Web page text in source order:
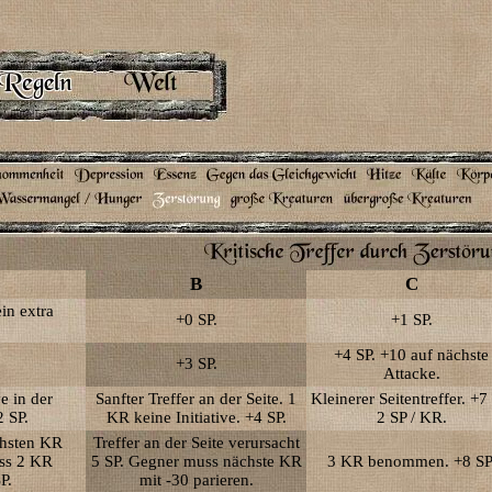
B C
extra +0 SP. +1 SP.
+3 SP.
+4 SP. +10 auf nächste
Attacke.
in der
SP.
Sanfter Treffer an der Seite. 1
KR keine Initiative. +4 SP.
Kleinerer Seitentreffer. +7
2 SP / KR.
KR
2 KR
Treffer an der Seite verursacht
5 SP. Gegner muss nächste KR
mit -30 parieren.
3 KR benommen. +8